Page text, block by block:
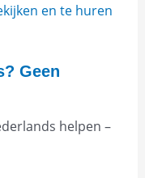
en te huren
Geen
helpen –